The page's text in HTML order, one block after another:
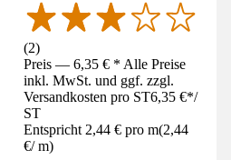
(2)
Preis — 6,35 € * Alle Preise
inkl. MwSt. und ggf. zzgl.
Versandkosten pro ST6,35 €*/
ST
Entspricht 2,44 € pro m(2,44
€/ m)